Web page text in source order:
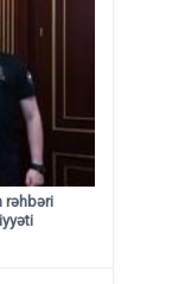
rəhbəri